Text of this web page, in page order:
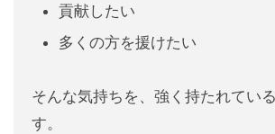
貢献したい
多くの方を援けたい
そんな気持ちを、強く持たれてい
す。